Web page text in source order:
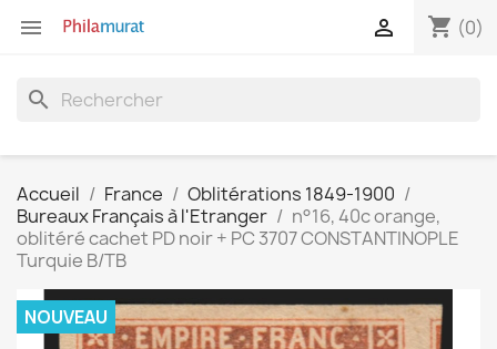
 shopping_cart (0)

search
Accueil France
Oblitérations 1849-1900
Bureaux Français à l'Etranger
n°16, 40c orange,
oblitéré cachet PD noir + PC 3707 CONSTANTINOPLE
Turquie B/TB
NOUVEAU